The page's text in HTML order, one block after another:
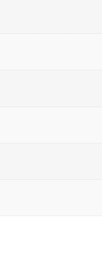
SZÍJAK